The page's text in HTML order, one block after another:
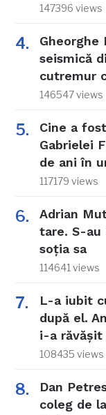
147396 views
Gheorghe
seismică
cutremur
146547 views
Cine a
Gabrielei
de ani în
117179 views
Adrian
tare. S-au
soția sa
114641 views
L-a iubit
după el.
i-a răvășit
108435 views
Dan
coleg de